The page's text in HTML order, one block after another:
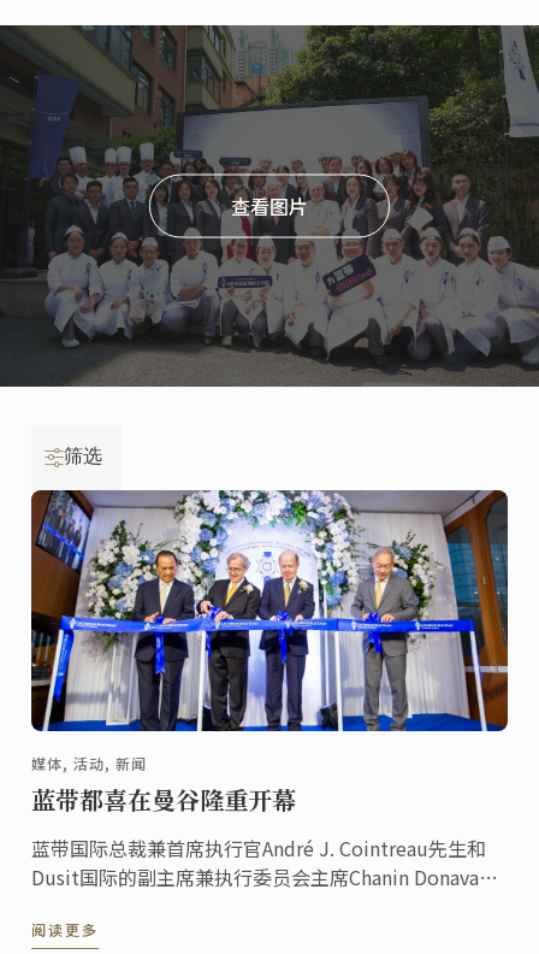
查看图片
筛选
媒体, 活动, 新闻
蓝带都喜在曼谷隆重开幕
蓝带国际总裁兼首席执行官André J. Cointreau先生和
Dusit国际的副主席兼执行委员会主席Chanin Donavanik
3000平方米，位于CentralWorld中心禅宗楼17至19楼。
阅读更多